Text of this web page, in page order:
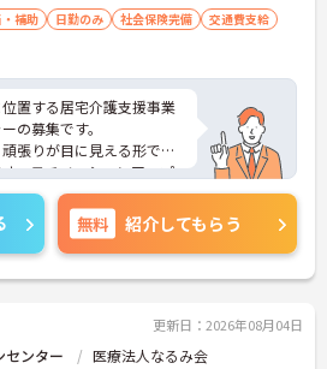
補助 日勤のみ 社会保険完備
交通費支給
置する居宅介護支援事業
の募集です。
張りが目に見える形でき
。モチベーションアップ
対策ポイントなど、さら
お気軽にご相談くださ
無料 紹介してもらう
更新日：2026年08月04日
センター 医療法人なるみ会